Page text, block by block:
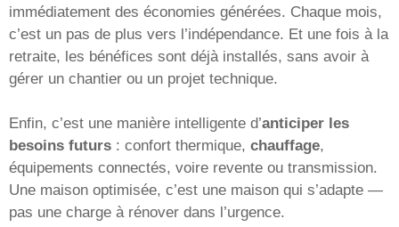
immédiatement des économies générées. Chaque mois,
c’est un pas de plus vers l’indépendance. Et une fois à la
retraite, les bénéfices sont déjà installés, sans avoir à
gérer un chantier ou un projet technique.
Enfin, c’est une manière intelligente d’anticiper les
besoins futurs : confort thermique, chauffage,
équipements connectés, voire revente ou transmission.
Une maison optimisée, c’est une maison qui s’adapte —
pas une charge à rénover dans l’urgence.